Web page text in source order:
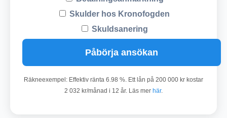
Skulder hos Kronofogden
Skuldsanering
Påbörja ansökan
Räkneexempel: Effektiv ränta 6.98 %. Ett lån på 200 000 kr kostar
2 032 kr/månad i 12 år. Läs mer här.